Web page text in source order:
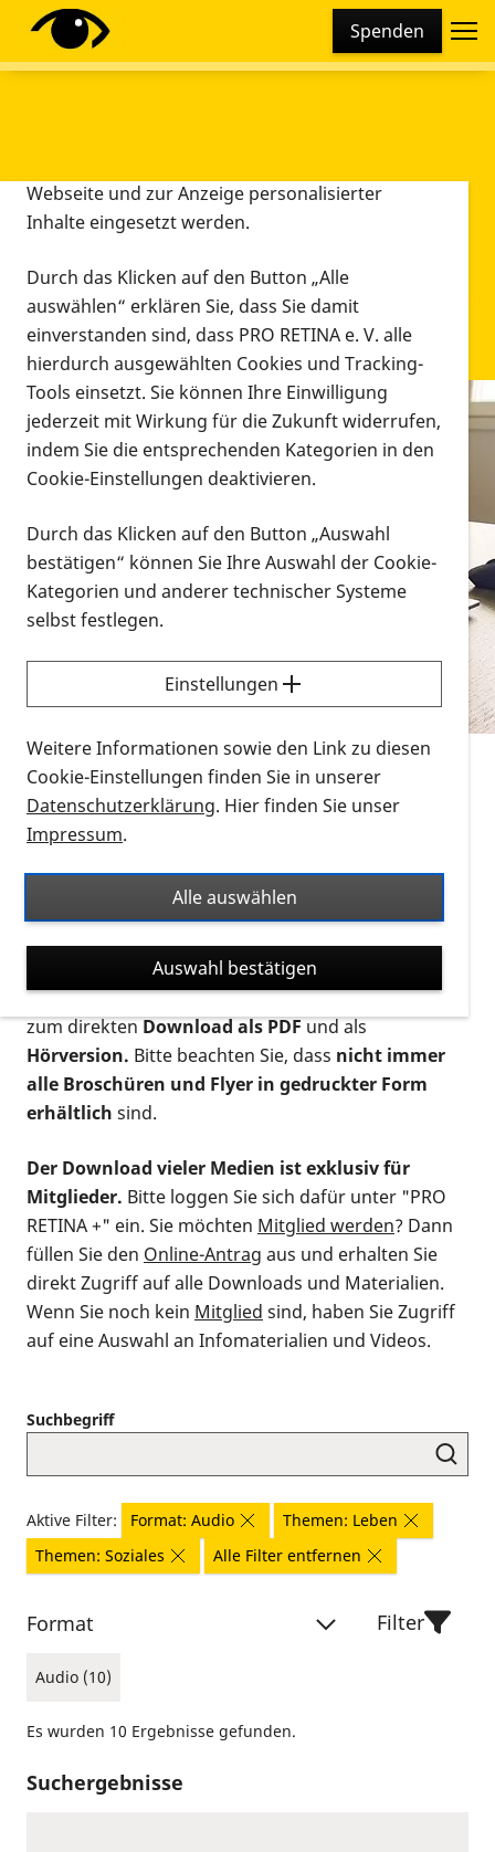
Spenden
Infomaterial
Infomaterial
Vorlesen
Alle Infomaterialien in verschiedenen
Formaten an einem Ort
Sie möchten wissen, wie Sie nach Infonmaterial
suchen und dieses bestellen bzw. herunterladen
können? Schauen Sie sich dieErklärvideos zum
Thema Infomaterial auf der PRO RETINA-Website
für blinde und sehbehinderte Menschen an.
Auf dieser Seite finden Sie sämtliches Infomaterial
Ort. Nutzen Sie den Formatfilter, um ausschließlich
nach Flyern und Broschüren, Audios oder Videos zu
suchen. Die meisten Flyer und Broschüren werden in
verschiedenen Formaten angeboten: zur
postalischen Bestellung als gedruckte Variante
zum direktenDownload als PDFund als
Hörversion. Bitte beachten Sie, dass nicht immer
alle Broschüren und Flyer in gedruckter Form
erhältlich sind.
Der Download vieler Medien ist exklusiv für
Mitglieder. Bitte loggen Sie sich dafür unter "PRO
RETINA +" ein. Sie möchten Mitglied werden? Dann
füllen Sie den Online-Antrag aus und erhalten Sie
direkt Zugriff auf alle Downloads und Materialien.
Wenn Sie noch kein Mitglied sind, haben Sie Zugriff
auf eine Auswahl an Infomaterialien und Videos.
Suchbegriff
Aktive Filter: Format: Audio
Themen: Leben
Themen: Soziales
Alle Filter entfernen
Format
Audio (10)
Filter
Es wurden 10 Ergebnisse gefunden.
Suchergebnisse
Diese Webseite setzt verschiedene Cookies und
Tracking-Tools ein. Dies beinhaltet Cookies und
Webseite und zur Anzeige personalisierter
Inhalte eingesetzt werden.
Durch das Klicken auf den Button „Alle
auswählen“ erklären Sie, dass Sie damit
einverstanden sind, dass PRO RETINA e. V. alle
hierdurch ausgewählten Cookies und Tracking-
Tools einsetzt. Sie können Ihre Einwilligung
jederzeit mit Wirkung für die Zukunft widerrufen,
indem Sie die entsprechenden Kategorien in den
Cookie-Einstellungen deaktivieren.
Durch das Klicken auf den Button „Auswahl
bestätigen“ können Sie Ihre Auswahl der Cookie-
Kategorien und anderer technischer Systeme
selbst festlegen.
Einstellungen
Weitere Informationen sowie den Link zu diesen
Cookie-Einstellungen finden Sie in unserer
Datenschutzerklärung. Hier finden Sie unser
Impressum.
Alle auswählen
Auswahl bestätigen